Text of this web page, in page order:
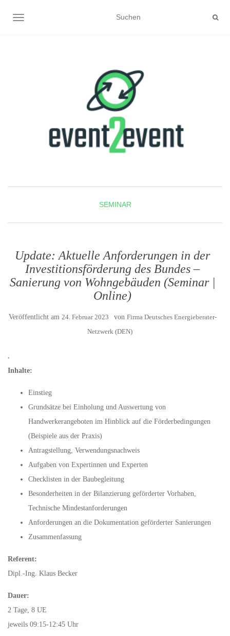
NAVIGATION UMSCHALTEN
SEMINAR
Update: Aktuelle Anforderungen in der
Investitionsförderung des Bundes –
Sanierung von Wohngebäuden (Seminar |
Online)
Veröffentlicht am 24. Februar 2023 von Firma Deutsches Energieberater-
Netzwerk (DEN)
.
Inhalte:
Einstieg
Grundsätze bei Einholung und Auswertung von
Handwerkerangeboten im Hinblick auf die Förderbedingungen
(Beispiele aus der Praxis)
Antragstellung, Verwendungsnachweis
Aufgaben von Expertinnen und Experten
Checklisten in der Baubegleitung
Besonderheiten in der Bilanzierung geförderter Vorhaben,
Technische Mindestanforderungen
Anforderungen an die Dokumentation geförderter Sanierungen
Zusammenfassung
Referent:
Dipl.-Ing. Klaus Becker
Dauer:
2 Tage, 8 UE
jeweils 09:15-12:45 Uhr